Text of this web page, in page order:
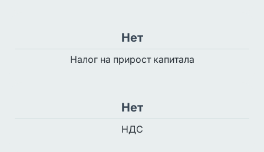
Нет
Налог на прирост капитала
Нет
НДС